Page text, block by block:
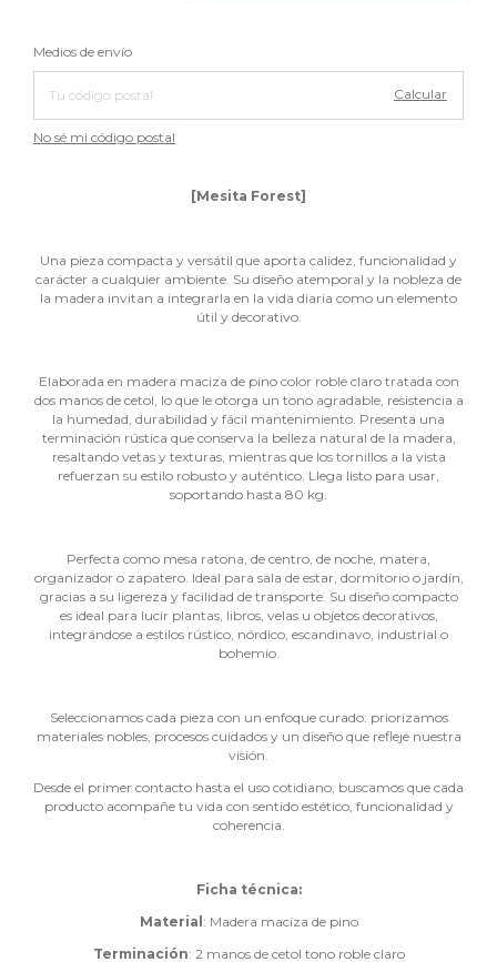
Entregas para el CP:
Medios de envío
Calcular
No sé mi código postal
[Mesita Forest]
Una pieza compacta y versátil que aporta calidez, funcionalidad y
carácter a cualquier ambiente. Su diseño atemporal y la nobleza de
la madera invitan a integrarla en la vida diaria como un elemento
útil y decorativo.
Elaborada en madera maciza de pino color roble claro tratada con
dos manos de cetol, lo que le otorga un tono agradable, resistencia a
la humedad, durabilidad y fácil mantenimiento. Presenta una
terminación rústica que conserva la belleza natural de la madera,
resaltando vetas y texturas, mientras que los tornillos a la vista
refuerzan su estilo robusto y auténtico. Llega listo para usar,
soportando hasta 80 kg.
Perfecta como mesa ratona, de centro, de noche, matera,
organizador o zapatero. Ideal para sala de estar, dormitorio o jardín,
gracias a su ligereza y facilidad de transporte. Su diseño compacto
es ideal para lucir plantas, libros, velas u objetos decorativos,
integrándose a estilos rústico, nórdico, escandinavo, industrial o
bohemio.
Seleccionamos cada pieza con un enfoque curado: priorizamos
materiales nobles, procesos cuidados y un diseño que refleje nuestra
visión.
Desde el primer contacto hasta el uso cotidiano, buscamos que cada
producto acompañe tu vida con sentido estético, funcionalidad y
coherencia.
Ficha técnica:
Material : Madera maciza de pino
Terminación: 2 manos de cetol tono roble claro